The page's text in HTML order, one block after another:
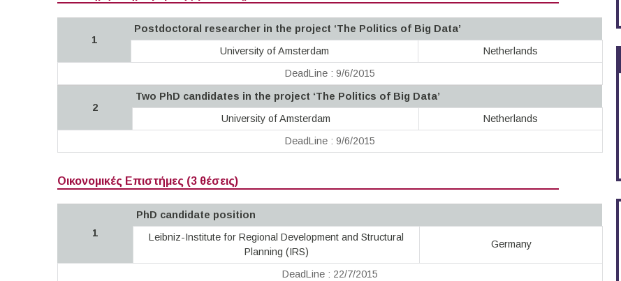
1
Postdoctoral researcher in the project ‘The Politics of Big Data’
University of Amsterdam
Netherlands
DeadLine : 9/6/2015
2
Two PhD candidates in the project ‘The Politics of Big Data’
University of Amsterdam
Netherlands
DeadLine : 9/6/2015
Οικονομικές Επιστήμες (3 θέσεις)
1
PhD candidate position
Leibniz-Institute for Regional Development and Structural
Planning (IRS)
Germany
DeadLine : 22/7/2015